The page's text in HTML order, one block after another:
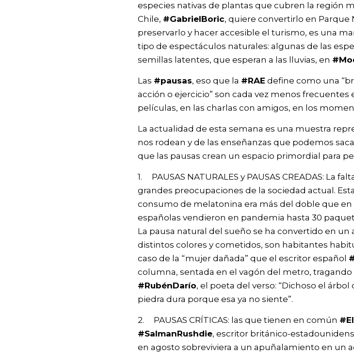
especies nativas de plantas que cubren la región
Chile, #GabrielBoric, quiere convertirlo en Parque
preservarlo y hacer accesible el turismo, es una
tipo de espectáculos naturales: algunas de las
semillas latentes, que esperan a las lluvias, en
Las #pausas, eso que la #RAE define como una
acción o ejercicio” son cada vez menos frecuentes
películas, en las charlas con amigos, en los
La actualidad de esta semana es una muestra
nos rodean y de las enseñanzas que podemos
que las pausas crean un espacio primordial para
1. PAUSAS NATURALES y PAUSAS CREADAS: La
grandes preocupaciones de la sociedad actual.
consumo de melatonina era más del doble que en
españolas vendieron en pandemia hasta 30
La pausa natural del sueño se ha convertido en un
distintos colores y cometidos, son habitantes
caso de la “mujer dañada” que el escritor español
columna, sentada en el vagón del metro,
#RubénDarío, el poeta del verso: “Dichoso el
piedra dura porque esa ya no siente”.
2. PAUSAS CRÍTICAS: las que tienen en común
#SalmanRushdie, escritor británico-
en agosto sobreviviera a un apuñalamiento en un